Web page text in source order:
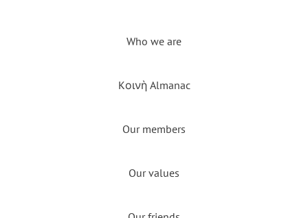
Who we are
Kοινὴ Almanac
Our members
Our values